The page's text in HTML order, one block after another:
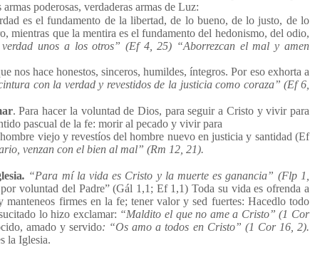
poderosas, verdaderas armas de Luz:
es el fundamento de la libertad, de lo bueno, de lo justo, de lo
mientras que la mentira es el fundamento del hedonismo, del odio,
unos a los otros” (Ef 4, 25) “Aborrezcan el mal y amen
nos hace honestos, sinceros, humildes, íntegros. Por eso exhorta a
con la verdad y revestidos de la justicia como coraza” (Ef 6,
. Para hacer la voluntad de Dios, para seguir a Cristo y vivir para
pascual de la fe: morir al pecado y vivir para
viejo y revestíos del hombre nuevo en justicia y santidad (Ef
venzan con el bien al mal” (Rm 12, 21).
. “Para mí la vida es Cristo y la muerte es ganancia” (Flp 1,
voluntad del Padre” (Gál 1,1; Ef 1,1) Toda su vida es ofrenda a
manteneos firmes en la fe; tener valor y sed fuertes: Hacedlo todo
lo hizo exclamar: “Maldito el que no ame a Cristo” (1 Cor
amado y servido: “Os amo a todos en Cristo” (1 Cor 16, 2).
la Iglesia.